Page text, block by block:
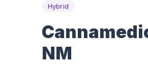
Hybrid
NM